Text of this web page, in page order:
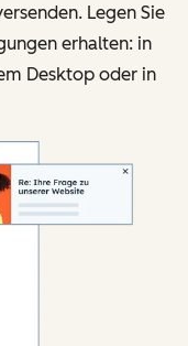
Legen Sie
erhalten: in
Desktop oder in